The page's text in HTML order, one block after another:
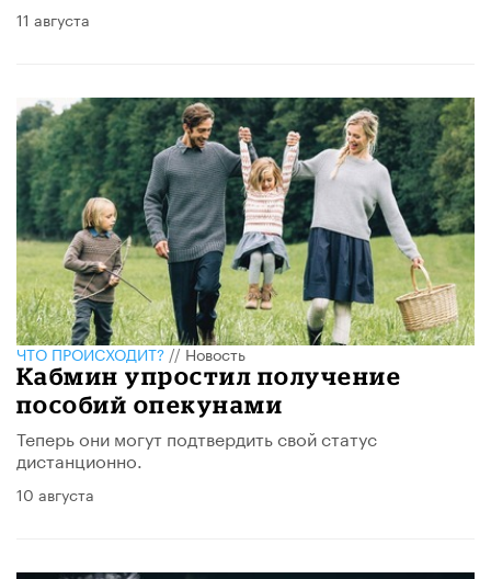
11 августа
ЧТО ПРОИСХОДИТ?//Новость
Кабмин упростил получение
пособий опекунами
Теперь они могут подтвердить свой статус
дистанционно.
10 августа